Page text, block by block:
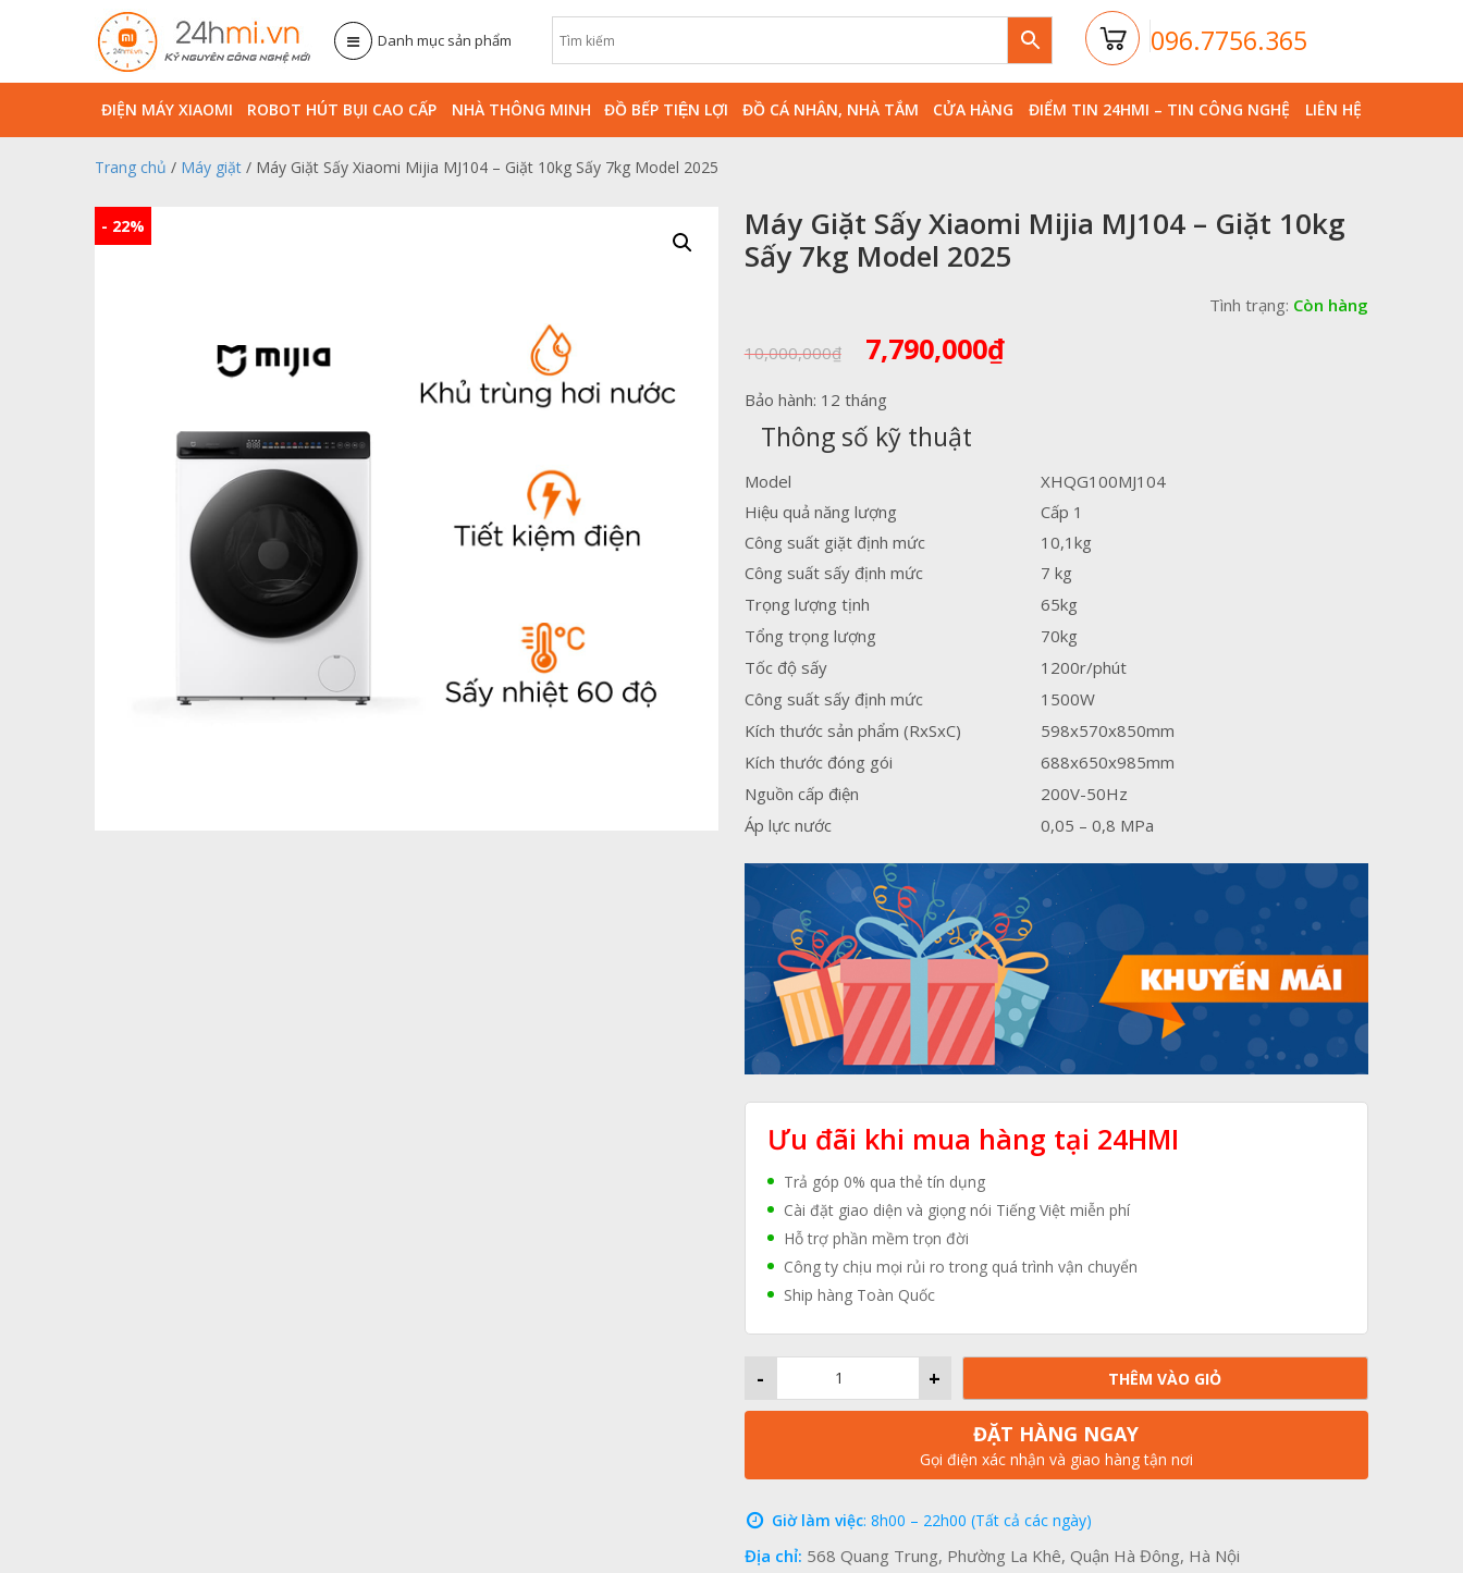
Danh mục sản phẩm 096.7756.365
ĐIỆN MÁY XIAOMI ROBOT HÚT BỤI CAO CẤP NHÀ THÔNG MINH ĐỒ BẾP TIỆN LỢI ĐỒ CÁ NHÂN, NHÀ TẮM CỬA HÀNG ĐIỂM TIN 24HMI – TIN CÔNG NGHỆ LIÊN HỆ
Trang chủ / Máy giặt / Máy Giặt Sấy Xiaomi Mijia MJ104 – Giặt 10kg Sấy 7kg Model 2025
- 22%
Máy Giặt Sấy Xiaomi Mijia MJ104 – Giặt 10kg
Sấy 7kg Model 2025
Tình trạng: Còn hàng
10,000,000₫ Giá
gốc
là:
10,000,000₫.
7,790,000₫Giá
Bảo hành: 12 tháng
Thông số kỹ thuật
Model
XHQG100MJ104
Hiệu quả năng lượng
Cấp 1
Công suất giặt định mức
10,1kg
Công suất sấy định mức
7 kg
Trọng lượng tịnh
65kg
Tổng trọng lượng
70kg
Tốc độ sấy
1200r/phút
Công suất sấy định mức
1500W
Kích thước sản phẩm (RxSxC)
598x570x850mm
Kích thước đóng gói
688x650x985mm
Nguồn cấp điện
200V-50Hz
Áp lực nước
0,05 – 0,8 MPa
Ưu đãi khi mua hàng tại 24HMI
Trả góp 0% qua thẻ tín dụng
Cài đặt giao diện và giọng nói Tiếng Việt miễn phí
Hỗ trợ phần mềm trọn đời
Công ty chịu mọi rủi ro trong quá trình vận chuyển
Ship hàng Toàn Quốc
+
- THÊM VÀO GIỎ
ĐẶT HÀNG NGAY
Gọi điện xác nhận và giao hàng tận nơi
Giờ làm việc: 8h00 – 22h00 (Tất cả các ngày)
Địa chỉ: 568 Quang Trung, Phường La Khê, Quận Hà Đông, Hà Nội